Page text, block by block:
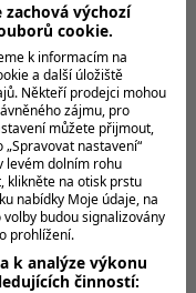
humorem
a jejich vztah je
smyslu pro
o„hall pass
,Koepkanešetřil
její úspěšné
na sportovních a
s takovými
, jsou běžnou
výchozí
cookie.
k informacím na
a další úložiště
Někteří prodejci mohou
zájmu, pro
můžete přijmout,
nastavení“
levém dolním rohu
klikněte na otisk prstu
nabídky Moje údaje, na
budou signalizovány
prohlížení.
k analýze výkonu
činností: